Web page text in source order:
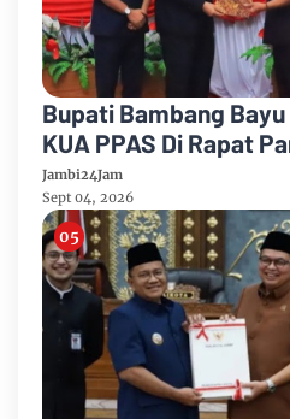
Bupati Bambang
KUA PPAS Di Rapat
Muarojambi
Jambi24Jam
Sept 04, 2026